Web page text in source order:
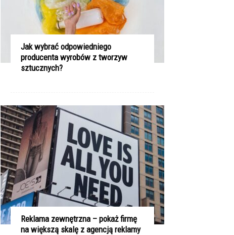
Jak wybrać odpowiedniego
producenta wyrobów z tworzyw
sztucznych?
Reklama zewnętrzna – pokaż firmę
na większą skalę z agencją reklamy